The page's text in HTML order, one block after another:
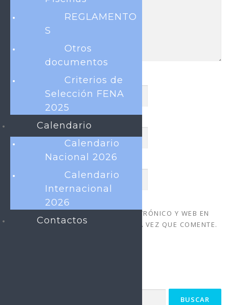
CORREO ELECTRÓNICO
GUARDA MI NOMBRE, CORREO ELECTRÓNICO Y WEB EN
ESTE NAVEGADOR PARA LA PRÓXIMA VEZ QUE COMENTE.
REGLAMENTO
S
Otros
documentos
Criterios de
Selección FENA
2025
Calendario
Calendario
Nacional 2026
Calendario
Internacional
2026
Contactos